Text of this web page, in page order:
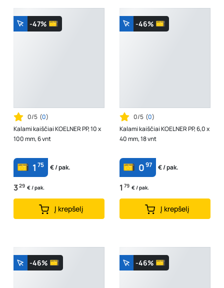
-47%
0/5 (0)
Kalami kaiščiai KOELNER PP, 10 x
100 mm, 6 vnt
1 75 € / pak.
329 € / pak.
Į krepšelį
-46%
0/5 (0)
Kalami kaiščiai KOELNER PP, 6,0 x
40 mm, 18 vnt
097 € / pak.
1 79 € / pak.
Į krepšelį
-46% -46%